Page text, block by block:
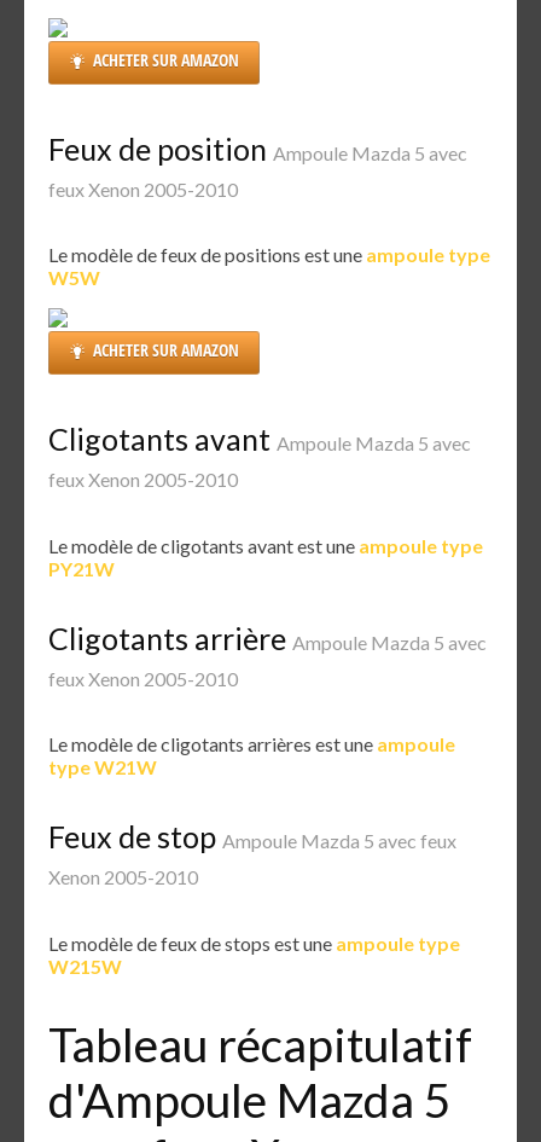
ACHETER SUR AMAZON
Feux de position Ampoule Mazda 5 avec
feux Xenon 2005-2010
Le modèle de feux de positions est une ampoule type
W5W
ACHETER SUR AMAZON
Cligotants avant Ampoule Mazda 5 avec
feux Xenon 2005-2010
Le modèle de cligotants avant est une ampoule type
PY21W
Cligotants arrière Ampoule Mazda 5 avec
feux Xenon 2005-2010
Le modèle de cligotants arrières est une ampoule
type W21W
Feux de stop Ampoule Mazda 5 avec feux
Xenon 2005-2010
Le modèle de feux de stops est une ampoule type
W215W
Tableau récapitulatif
d'Ampoule Mazda 5